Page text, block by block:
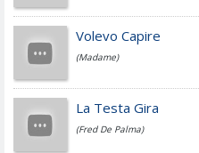
Jovanotti
Fedez
Volevo Capire
(Madame)
La Testa Gira
(Fred De Palma)